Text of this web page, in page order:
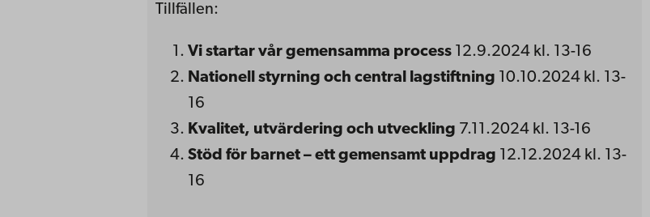
Tillfällen:
Vistartar vår gemensamma process 12.9.2024 kl. 13-16
Nationell styrning och central lagstiftning 10.10.2024 kl. 13-
16
Kvalitet, utvärdering och utveckling 7.11.2024 kl. 13-16
Stöd för barnet – ett gemensamt uppdrag 12.12.2024 kl. 13-
16